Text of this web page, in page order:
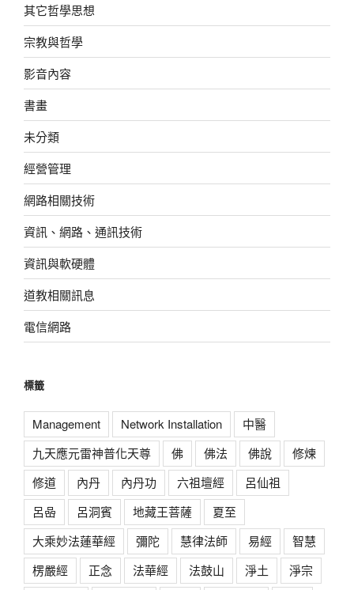
其它哲學思想
宗教與哲學
影音內容
書畫
未分類
經營管理
網路相關技術
資訊、網路、通訊技術
資訊與軟硬體
道教相關訊息
電信網路
標籤
Management Network Installation
中醫
九天應元雷神普化天尊
佛 佛法 佛說
修煉
修道
內丹 內丹功 六祖壇經
呂仙祖
呂喦
呂洞賓 地藏王菩薩
夏至
大乘妙法蓮華經
彌陀 慧律法師 易經
智慧
楞嚴經
正念 法華經 法鼓山 淨土 淨宗